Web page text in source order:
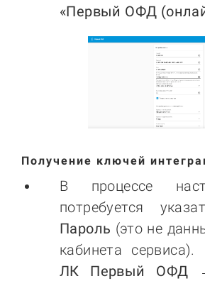
«Первый ОФД
Получение ключей
В процессе
потребуется
Пароль (это не
кабинета
ЛК Первый ОФД